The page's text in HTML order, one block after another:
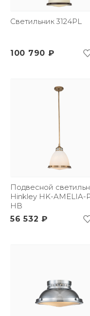
Светильник 3124PL
100 790 ₽
Подвесной
Hinkley HK-AMELIA-
HB
56 532 ₽